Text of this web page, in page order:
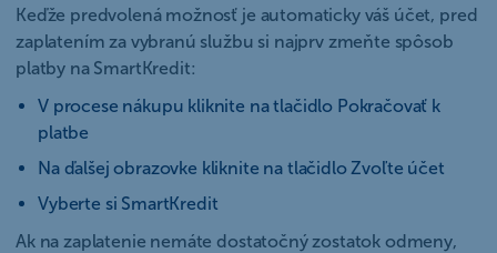
Keďže predvolená možnosť je automaticky váš účet, pred
zaplatením za vybranú službu si najprv zmeňte spôsob
platby na SmartKredit:
V procese nákupu kliknite na tlačidlo Pokračovať k
platbe
Na ďalšej obrazovke kliknite na tlačidlo Zvoľte účet
Vyberte si SmartKredit
Ak na zaplatenie nemáte dostatočný zostatok odmeny,